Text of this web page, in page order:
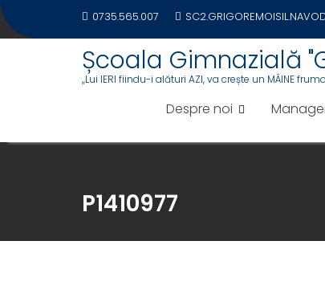
Skip
to
0735.565.007
Școala Gimnazială
,,Lui IERI fiindu-i alături AZI, va crește un MÂINE
Despre noi
P1410977